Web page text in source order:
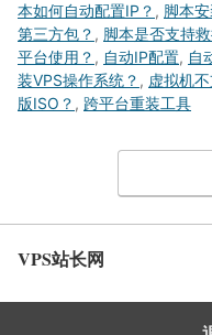
本如何自动配置IP？ , 脚本
第三方包？ , 脚本是否支持
平台使用？ , 自动IP配置, 自
装VPS操作系统？ , 虚拟机
版ISO？ , 跨平台重装工具
VPS站长网